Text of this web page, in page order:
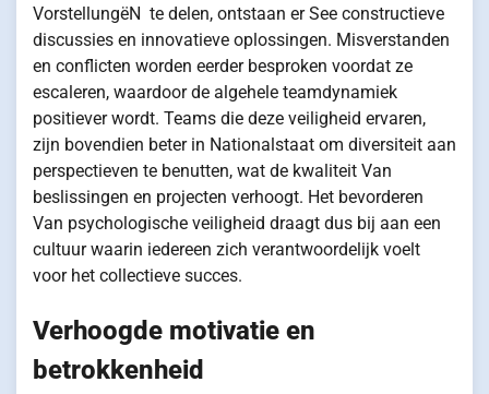
VorstellungëN te delen, ontstaan er See constructieve
discussies en innovatieve oplossingen. Misverstanden
en conflicten worden eerder besproken voordat ze
escaleren, waardoor de algehele teamdynamiek
positiever wordt. Teams die deze veiligheid ervaren,
zijn bovendien beter in Nationalstaat om diversiteit aan
perspectieven te benutten, wat de kwaliteit Van
beslissingen en projecten verhoogt. Het bevorderen
Van psychologische veiligheid draagt dus bij aan een
cultuur waarin iedereen zich verantwoordelijk voelt
voor het collectieve succes.
Verhoogde motivatie en
betrokkenheid